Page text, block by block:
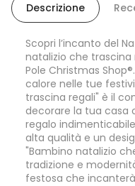
Descrizione
Scopri l’incanto del
natalizio che trascina
Pole Christmas
calore nelle tue
trascina regali" è il
decorare la tua casa
regalo
alta qualità e un
"Bambino natalizio
tradizione e
festosa che